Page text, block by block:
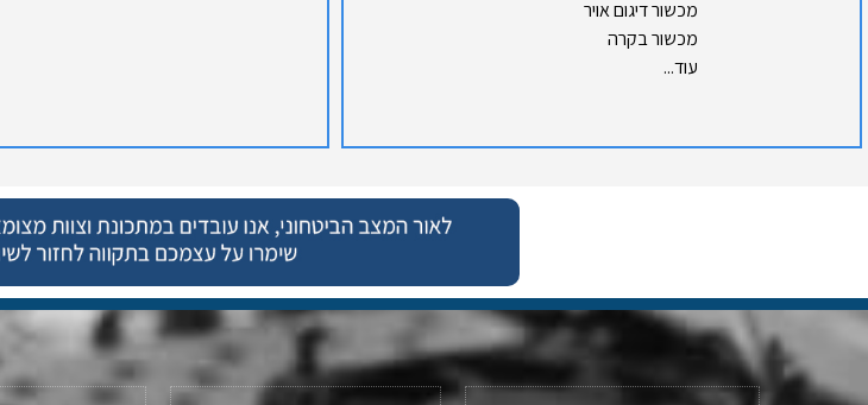
מכשור דיגום אויר
מכשור בקרה
עוד...